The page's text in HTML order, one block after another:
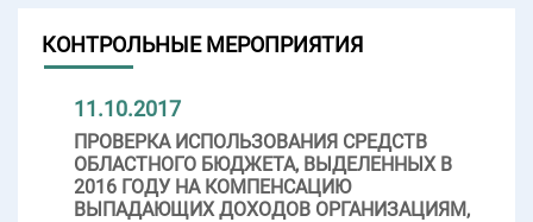
КОНТРОЛЬНЫЕ МЕРОПРИЯТИЯ
11.10.2017
ПРОВЕРКА ИСПОЛЬЗОВАНИЯ СРЕДСТВ
ОБЛАСТНОГО БЮДЖЕТА, ВЫДЕЛЕННЫХ В
2016 ГОДУ НА КОМПЕНСАЦИЮ
ВЫПАДАЮЩИХ ДОХОДОВ ОРГАНИЗАЦИЯМ,